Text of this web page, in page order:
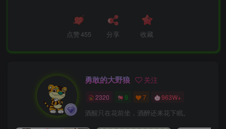
点赞455 分享 收藏
勇敢的大野狼 关注
2320 9 7 963W+
酒醒只在花前坐，酒醉还来花下眠。